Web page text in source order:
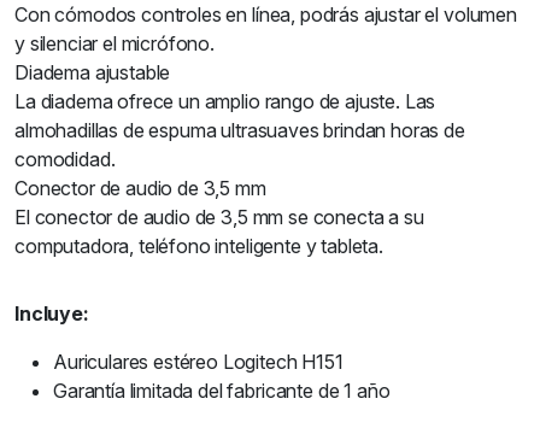
Con cómodos controles en línea, podrás ajustar el volumen
y silenciar el micrófono.
Diadema ajustable
La diadema ofrece un amplio rango de ajuste. Las
almohadillas de espuma ultrasuaves brindan horas de
comodidad.
Conector de audio de 3,5 mm
El conector de audio de 3,5 mm se conecta a su
computadora, teléfono inteligente y tableta.
Incluye:
Auriculares estéreo Logitech H151
Garantía limitada del fabricante de 1 año